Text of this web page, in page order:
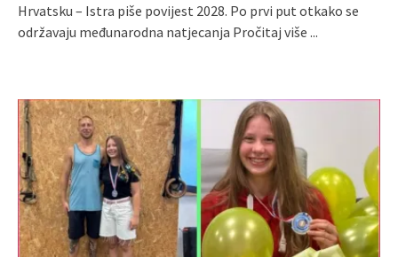
Hrvatsku – Istra piše povijest 2028. Po prvi put otkako se
održavaju međunarodna natjecanja Pročitaj više ...